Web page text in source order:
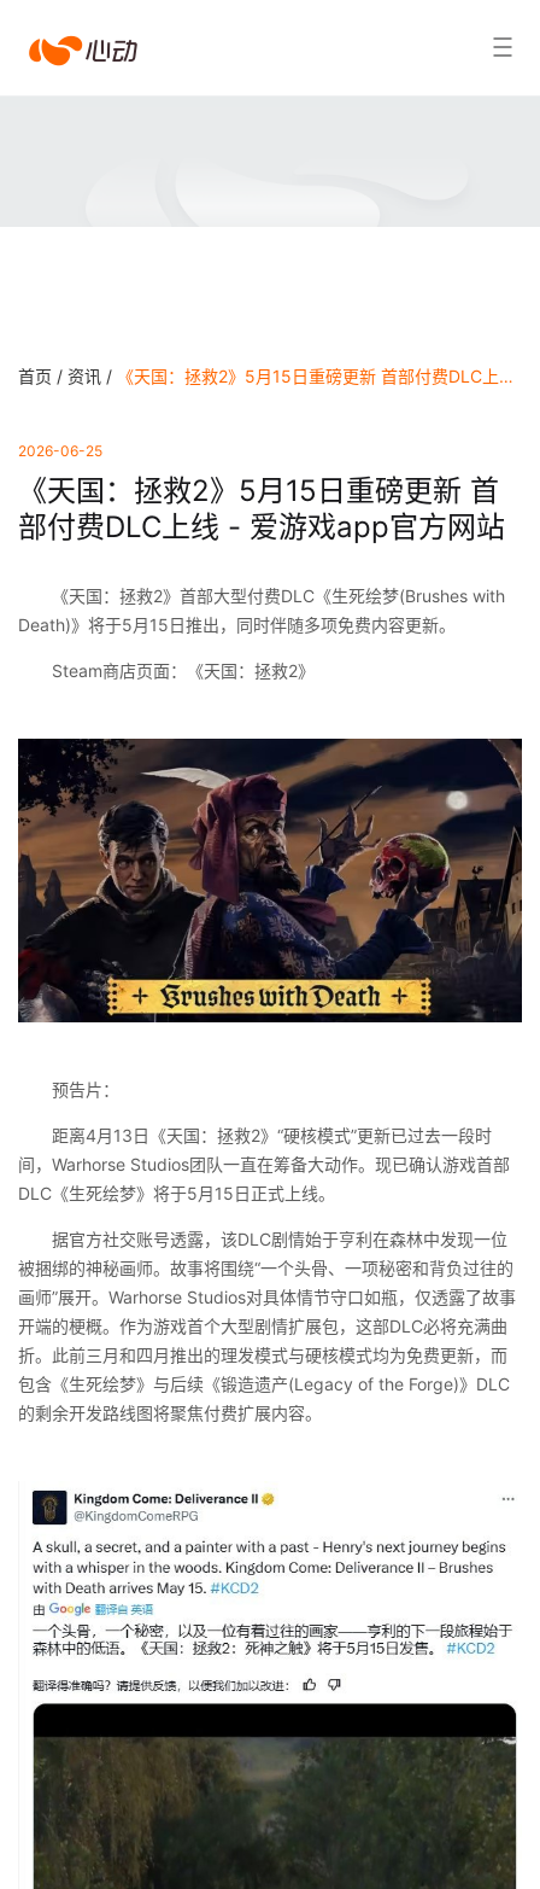
爱搜索结果
首页 / 资讯 / 《天国：拯救2》5月15日重磅更新 首部付费DLC上线 - 爱游戏app官方网站
2026-06-25
《天国：拯救2》5月15日重磅更新 首
部付费DLC上线 - 爱游戏app官方网站
《天国：拯救2》首部大型付费DLC《生死绘梦(Brushes with
Death)》将于5月15日推出，同时伴随多项免费内容更新。
Steam商店页面：《天国：拯救2》
预告片：
距离4月13日《天国：拯救2》“硬核模式”更新已过去一段时
间，Warhorse Studios团队一直在筹备大动作。现已确认游戏首部
DLC《生死绘梦》将于5月15日正式上线。
据官方社交账号透露，该DLC剧情始于亨利在森林中发现一位
被捆绑的神秘画师。故事将围绕“一个头骨、一项秘密和背负过往的
画师”展开。Warhorse Studios对具体情节守口如瓶，仅透露了故事
开端的梗概。作为游戏首个大型剧情扩展包，这部DLC必将充满曲
折。此前三月和四月推出的理发模式与硬核模式均为免费更新，而
包含《生死绘梦》与后续《锻造遗产(Legacy of the Forge)》DLC
的剩余开发路线图将聚焦付费扩展内容。